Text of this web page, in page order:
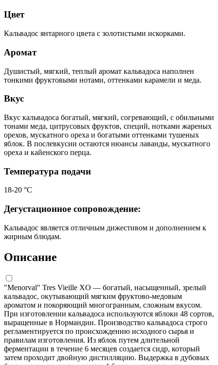
Цвет
Кальвадос янтарного цвета с золотистыми искорками.
Аромат
Душистый, мягкий, теплый аромат кальвадоса наполнен
тонкими фруктовыми нотами, оттенками карамели и меда.
Вкус
Вкус кальвадоса богатый, мягкий, согревающий, с обильными
тонами меда, цитрусовых фруктов, специй, нотками жареных
орехов, мускатного ореха и богатыми оттенками тушеных
яблок. В послевкусии остаются нюансы лаванды, мускатного
ореха и кайенского перца.
Температура подачи
18-20 °С
Дегустационное сопровождение:
Кальвадос является отличным дижестивом и дополнением к
жирным блюдам.
Описание
"Menorval" Tres Vieille XO — богатый, насыщенный, зрелый
кальвадос, окутывающий мягким фруктово-медовым
ароматом и покоряющий многогранным, сложным вкусом.
При изготовлении кальвадоса используются яблоки 48 сортов,
выращенные в Нормандии. Производство кальвадоса строго
регламентируется по происхождению исходного сырья и
правилам изготовления. Из яблок путем длительной
ферментации в течение 6 месяцев создается сидр, который
затем проходит двойную дистилляцию. Выдержка в дубовых